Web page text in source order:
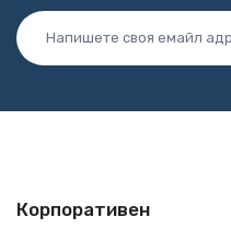
Корпоративен